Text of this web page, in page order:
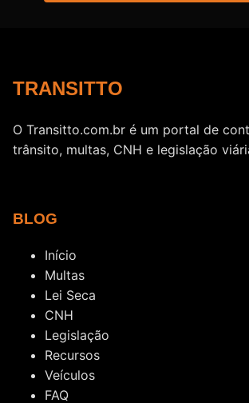
TRANSITTO
O Transitto.com.br é um portal de
trânsito, multas, CNH e legislação
BLOG
Início
Multas
Lei Seca
CNH
Legislação
Recursos
Veículos
FAQ